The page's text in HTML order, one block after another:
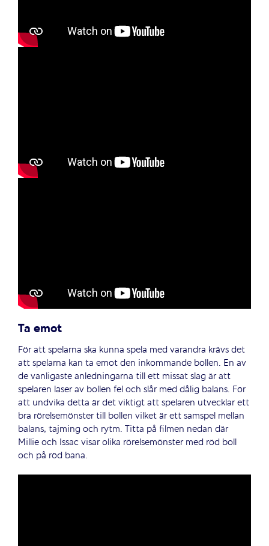
Ta emot
För att spelarna ska kunna spela med varandra krävs det
att spelarna kan ta emot den inkommande bollen. En av
de vanligaste anledningarna till ett missat slag är att
spelaren läser av bollen fel och slår med dålig balans. För
att undvika detta är det viktigt att spelaren utvecklar ett
bra rörelsemönster till bollen vilket är ett samspel mellan
balans, tajming och rytm. Titta på filmen nedan där
Millie och Issac visar olika rörelsemönster med röd boll
och på röd bana.